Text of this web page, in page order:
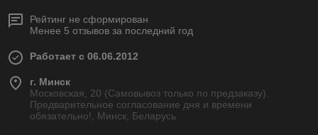
Рейтинг не сформирован
Менее 5 отзывов за последний год
Работает с 06.06.2012
г. Минск
Московская, 20 (Самовывоз только по предзаказу).
Предварительное согласование дня и времени
обязательно!, Минск, Беларусь